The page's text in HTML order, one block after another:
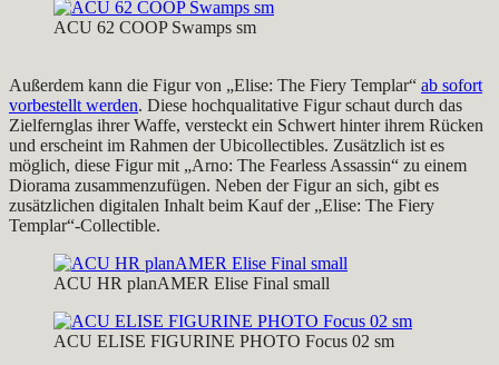
ACU 62 COOP Swamps sm
Außerdem kann die Figur von „Elise: The Fiery Templar“ ab sofort
vorbestellt werden. Diese hochqualitative Figur schaut durch das
Zielfernglas ihrer Waffe, versteckt ein Schwert hinter ihrem Rücken
und erscheint im Rahmen der Ubicollectibles. Zusätzlich ist es
möglich, diese Figur mit „Arno: The Fearless Assassin“ zu einem
Diorama zusammenzufügen. Neben der Figur an sich, gibt es
zusätzlichen digitalen Inhalt beim Kauf der „Elise: The Fiery
Templar“-Collectible.
ACU HR planAMER Elise Final small
ACU ELISE FIGURINE PHOTO Focus 02 sm